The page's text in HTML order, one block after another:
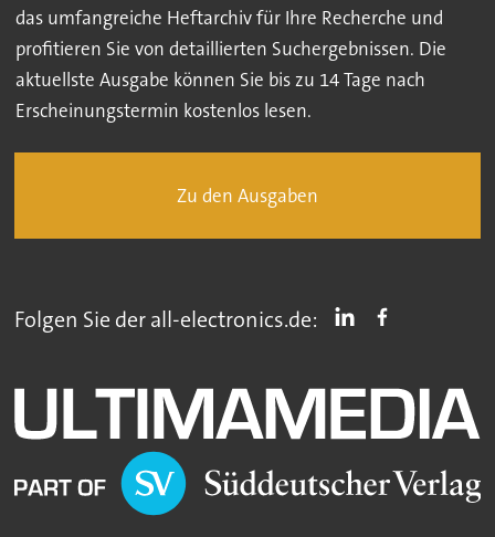
das umfangreiche Heftarchiv für Ihre Recherche und
profitieren Sie von detaillierten Suchergebnissen. Die
aktuellste Ausgabe können Sie bis zu 14 Tage nach
Erscheinungstermin kostenlos lesen.
Zu den Ausgaben
Folgen Sie der all-electronics.de: